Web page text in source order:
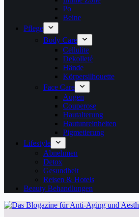
Po
Beine
Pflege
Body Care
Cellulite
Dekolleté
Hände
Körpersilhouette
Face Care
Augen
Couperose
Hautalterung
Hautunreinheiten
Pigmetierung
Lifestyle
Abnehmen
Detox
Gesundheit
Reisen & Hotels
Beauty Behandlungen